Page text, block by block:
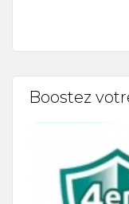
Boostez